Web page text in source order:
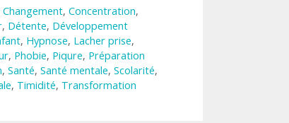
Changement, Concentration,
, Détente, Développement
, Hypnose, Lacher prise,
, Phobie, Piqure, Préparation
, Santé, Santé mentale, Scolarité,
, Timidité, Transformation